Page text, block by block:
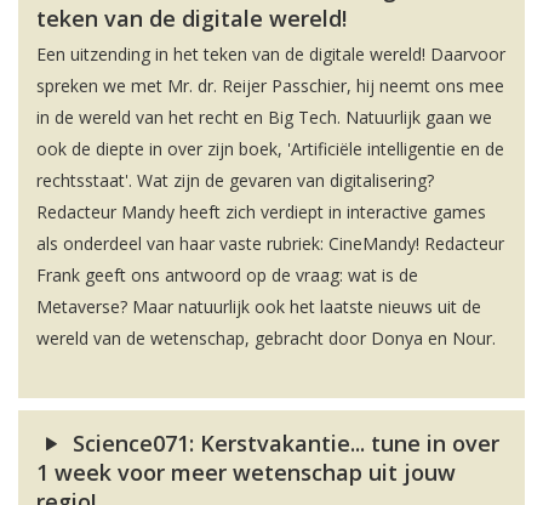
teken van de digitale wereld!
Een uitzending in het teken van de digitale wereld! Daarvoor
spreken we met Mr. dr. Reijer Passchier, hij neemt ons mee
in de wereld van het recht en Big Tech. Natuurlijk gaan we
ook de diepte in over zijn boek, 'Artificiële intelligentie en de
rechtsstaat'. Wat zijn de gevaren van digitalisering?
Redacteur Mandy heeft zich verdiept in interactive games
als onderdeel van haar vaste rubriek: CineMandy! Redacteur
Frank geeft ons antwoord op de vraag: wat is de
Metaverse? Maar natuurlijk ook het laatste nieuws uit de
wereld van de wetenschap, gebracht door Donya en Nour.
Science071: Kerstvakantie... tune in over
1 week voor meer wetenschap uit jouw